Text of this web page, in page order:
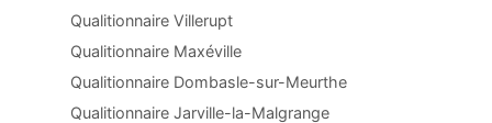
Qualitionnaire Villerupt
Qualitionnaire Maxéville
Qualitionnaire Dombasle-sur-Meurthe
Qualitionnaire Jarville-la-Malgrange